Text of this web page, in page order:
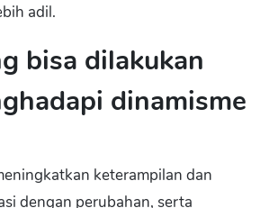
adil.
bisa dilakukan
dinamisme
keterampilan dan
dengan perubahan, serta